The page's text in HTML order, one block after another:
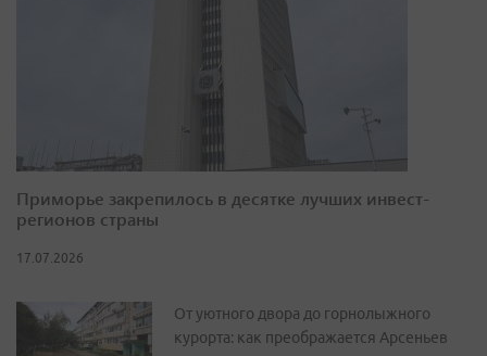
Приморье закрепилось в десятке лучших инвест-
регионов страны
17.07.2026
От уютного двора до горнолыжного
курорта: как преображается Арсеньев